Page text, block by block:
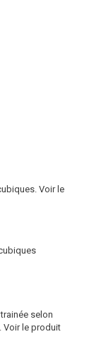
Voir le
selon
Voir le produit